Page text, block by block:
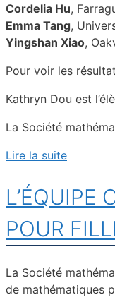
Cordelia Hu,
Emma Tang,
Yingshan Xiao,
Pour voir les
Kathryn Dou est
La Société
Lire la suite
L’ÉQUIPE
POUR
La Société
de mathématiques